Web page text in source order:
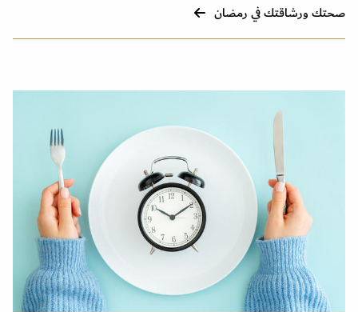
صحتك ورشاقتك في رمضان